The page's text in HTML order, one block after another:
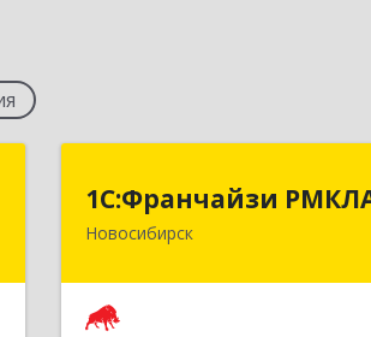
1С:Франчайзи
Новосибирск
1С:Франчайзи
630049,